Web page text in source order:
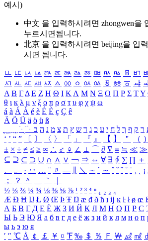
예시)
中文 을 입력하시려면 zhongwen을
누르시면됩니다.
北京 을 입력하시려면 beijing을 입
시면 됩니다.
ㅥ ㅦ ㅧ ㅨ ㅩ ㅪ ㅫ ㅬ ㅭ ㅮ ㅯ ㅰ ㅱ ㅲ
ㅺ ㅻ ㅼ ㅽ ㅾ ㅿ ㆀ ㆁ ㆂ ㆃ ㆄ ㆅ ㆆ ㆇ
Α Β ΓΔ Ε Ζ Η Θ Ι ΚΛ Μ Ν Ξ Ο Π Ρ Σ ΤΥ
θ ι κ λ μ ν ξ ο π ρ σ τ υ φ χ ψ ω
á à Á À é è É È ç Ç ê
Ä Ö Ü ä ö ü ß
ִֶֹ ֻּ ׁׂ ר ק ף ך ל ח י ע כ ג ד ש ץ ת צ מ נ ה ב
‘ ’ “ ” 〔 〕 〈 〉 「 」 『 』 【 】 ＂ （ ）
± × ÷ ≠ ≤ ≥ ∞ ∴ ♂ ♀ ∠ ⊥ ⌒ ∂ ∇ ≡ ≒ ≪ ≫
⊆ ⊇ ⊂ ⊃ ∪ ∩ ∧ ∨ ￢ ⇒ ⇔ ∀ ∃ ∮ ∑ ∏ ＋
、
。 · ‥ … ¨ 〃 ― ＼ ∼ ´ ～ ˇ ˘ ˝ ˚ ˙ ¸ ¡
；
？ ＾ ｀
½ ⅓ ⅔ ¼ ¾ ⅛ ⅜ ⅝ ⅞ ¹ ² ³ ⁴ ⁿ ₁ ₂ ₃ ₄
Æ Ð Ħ Ĳ Ł Ø Œ Þ Ŧ Ŋ æ đ ð ħ ı ĳ ĸ ŀ ł ø œ
А Б В Г Д Е Ё Ж З И Й К Л М Н О П Р С
Ы Ь Э Ю Я а б в г д е ё ж з и й к л м н о п
ы ь э ю я
′ ″ ℃ Å ￠ ￡ ￥ ¤ ℉ ‰ ＄ ％ Ｆ ￦ ㎕ ㎖